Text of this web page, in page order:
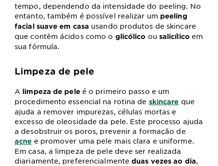
tempo, dependendo da intensidade do peeling. No
entanto, também é possível realizar um peeling
facial suave em casa usando produtos de skincare
que contêm ácidos como o glicólico ou salicílico em
sua fórmula.
Limpeza de pele
A limpeza de peleé o primeiro passo e um
procedimento essencial na rotina de skincare que
ajuda a remover impurezas, células mortas e
excesso de oleosidade da pele. Este processo ajuda
a desobstruir os poros, prevenir a formação de
acne e promover uma pele mais clara e uniforme.
Em casa, a limpeza de pele deve ser realizada
diariamente, preferencialmenteduas vezes ao dia,